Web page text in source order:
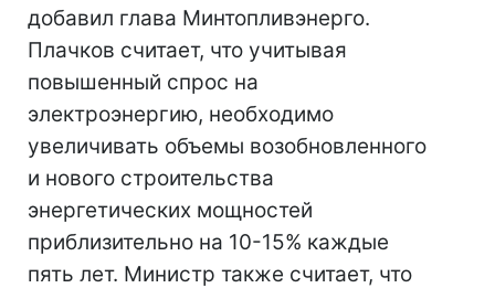
добавил глава Минтопливэнерго.
Плачков считает, что учитывая
повышенный спрос на
электроэнергию, необходимо
увеличивать объемы возобновленного
и нового строительства
энергетических мощностей
приблизительно на 10-15% каждые
пять лет. Министр также считает, что